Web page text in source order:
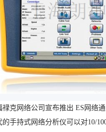
禄克网络公司宣布推出 ES网络通
的手持式网络分析仪可以对10/